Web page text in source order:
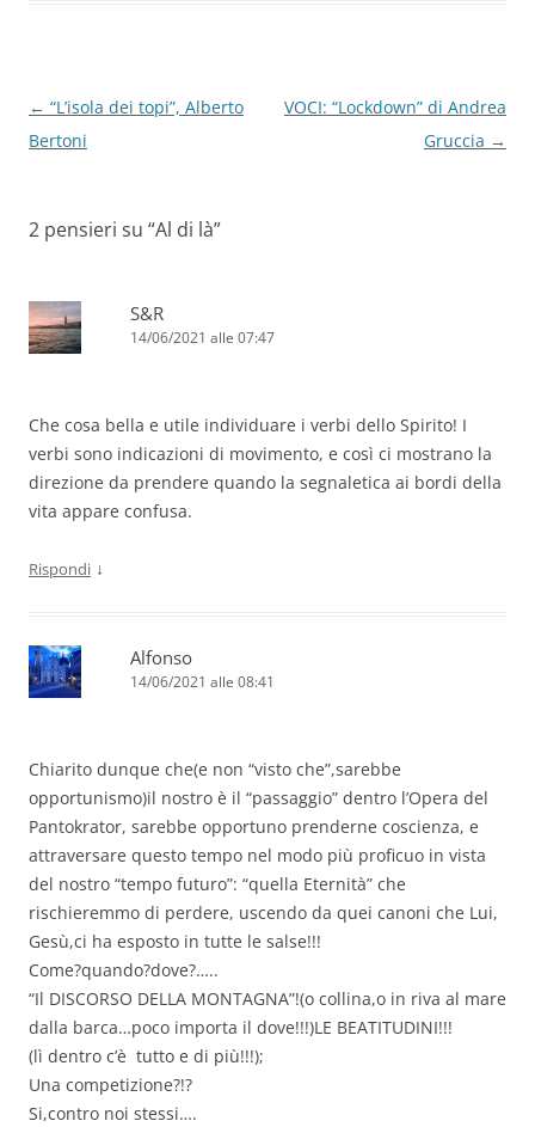
Navigazione
articolo
← “L’isola dei topi”, Alberto
Bertoni
VOCI: “Lockdown” di Andrea
Gruccia →
2 pensieri su “Al di là”
S&R
14/06/2021 alle 07:47
Che cosa bella e utile individuare i verbi dello Spirito! I
verbi sono indicazioni di movimento, e così ci mostrano la
direzione da prendere quando la segnaletica ai bordi della
vita appare confusa.
Rispondi ↓
Alfonso
14/06/2021 alle 08:41
Chiarito dunque che(e non “visto che”,sarebbe
opportunismo)il nostro è il “passaggio” dentro l’Opera del
Pantokrator, sarebbe opportuno prenderne coscienza, e
attraversare questo tempo nel modo più proficuo in vista
del nostro “tempo futuro”: “quella Eternità” che
rischieremmo di perdere, uscendo da quei canoni che Lui,
Gesù,ci ha esposto in tutte le salse!!!
Come?quando?dove?…..
“Il DISCORSO DELLA MONTAGNA”!(o collina,o in riva al mare
dalla barca…poco importa il dove!!!)LE BEATITUDINI!!!
(lì dentro c’è tutto e di più!!!);
Una competizione?!?
Si,contro noi stessi….